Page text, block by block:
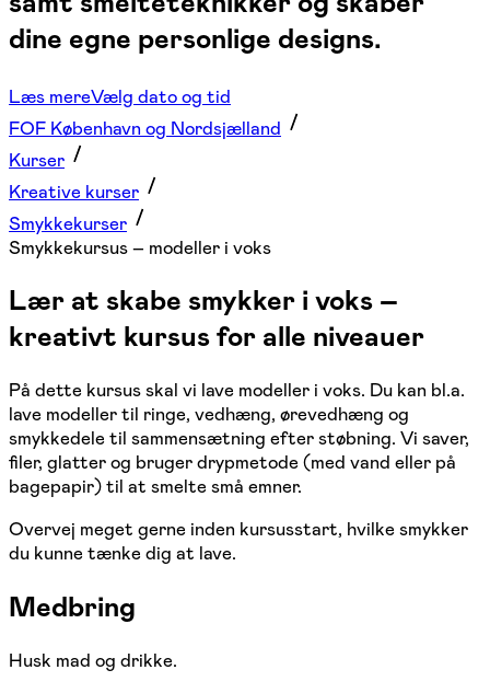
dine egne personlige designs.
Læs mereVælg dato og tid
FOF København og Nordsjælland
Kurser
Kreative kurser
Smykkekurser
Smykkekursus – modeller i voks
Lær at skabe smykker i voks –
kreativt kursus for alle niveauer
På dette kursus skal vi lave modeller i voks. Du kan bl.a.
lave modeller til ringe, vedhæng, ørevedhæng og
smykkedele til sammensætning efter støbning. Vi saver,
filer, glatter og bruger drypmetode (med vand eller på
bagepapir) til at smelte små emner.
Overvej meget gerne inden kursusstart, hvilke smykker
du kunne tænke dig at lave.
Medbring
Husk mad og drikke.